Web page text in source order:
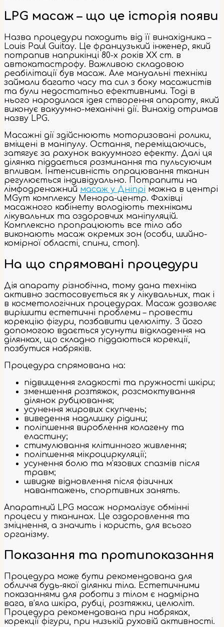
LPG масаж – що це історія появи
Назва процедури походить від її винахідника –
Louis Paul Guitay. Це французький інженер, який
потрапив наприкінці 80-х років ХХ ст. в
автокатастрофу. Важливою складовою
реабілітації був масаж. Але мануальні техніки
займали багато часу та сил з боку масажистів
та були недостатньо ефективними. Тоді в
нього народилася ідея створення апарату, який
виконує вакуумно-механічні дії. Винахід отримав
назву LPG.
Масажні дії здійснюють моторизовані ролики,
вміщені в маніпулу. Остання, переміщаючись,
затягує за рахунок вакуумного ефекту. Далі ця
ділянка піддається розминання та пульсуючим
впливам. Інтенсивність опрацювання тканин
регулюється індивідуально. Потрапити на
лімфодренажний масаж у Дніпрі можна в центрі
MGym комплексу Менора-центр. Фахівці
масажного кабінету володіють техніками
лікувальних та оздоровчих маніпуляцій.
Комплексно пропрацюють все тіло або
виконають масаж окремих зон (особи, шийно-
комірної області, спини, стоп).
На що спрямовані процедури
Дія апарату різнобічна, тому дана техніка
активно застосовується як у лікувальних, так і
в косметологічних процедурах. Масаж дозволяє
вирішити естетичні проблеми – провести
корекцію фігури, позбавити целюліту. З його
допомогою вдається усунути відкладення на
ділянках, що складно піддаються корекції,
позбутися набряків.
Процедура спрямована на:
підвищення гладкості та пружності шкіри;
зменшення розтяжок, розсмоктування
ділянок рубцювання;
усунення жирових скупчень;
виведення надлишку рідини;
поліпшення вироблення колагену та
еластину;
стимулювання клітинного живлення;
поліпшення мікроциркуляції;
усунення болю та м’язових спазмів після
травм;
швидке відновлення після фізичних
навантажень, спортивних занять.
Апаратний LPG масаж нормалізує обмінні
процеси у тканинах. Це оздоровлення та
зміцнення, а значить і користь, для всього
організму.
Показання та протипоказання
Процедура може бути рекомендована для
обличчя будь-якої ділянки тіла. Естетичними
показаннями для роботи з тілом є надмірна
вага, в’яла шкіра, рубці, розтяжки, целюліт.
Процедура рекомендована при набряках,
корекції фігури, при низькій руховій активності.